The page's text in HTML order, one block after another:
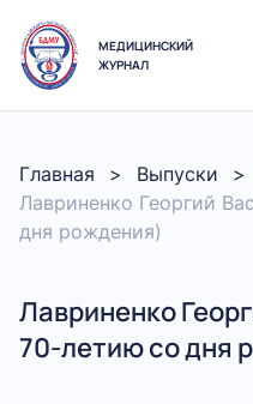
МЕДИЦИНСКИЙ
ЖУРНАЛ
Главная Выпуски
Лавриненко Георгий
дня рождения)
Лавриненко
70-летию со дня